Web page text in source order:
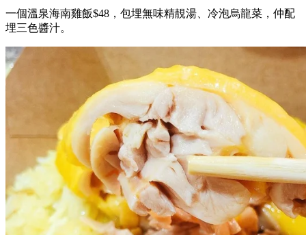
一個溫泉海南雞飯$48，包埋無味精靚湯、冷泡烏龍菜，仲配
埋三色醬汁。